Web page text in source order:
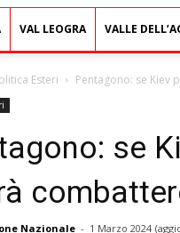
VAL LEOGRA VALLE
Esteri Pentagono: se Kiev
se
Nazionale - 1 Marzo 2024